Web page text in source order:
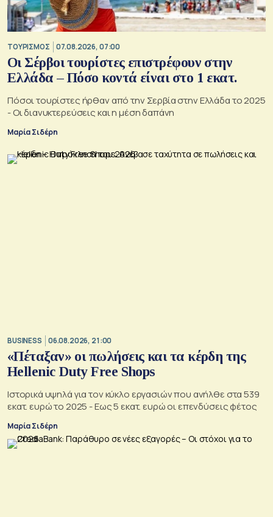
ΤΟΥΡΙΣΜΟΣ 07.08.2026, 07:00
Οι Σέρβοι τουρίστες επιστρέφουν στην
Ελλάδα – Πόσο κοντά είναι στο 1 εκατ.
Πόσοι τουρίστες ήρθαν από την Σερβία στην Ελλάδα το 2025
- Οι διανυκτερεύσεις και η μέση δαπάνη
Μαρία Σιδέρη
BUSINESS 06.08.2026, 21:00
«Πέταξαν» οι πωλήσεις και τα κέρδη της
Hellenic Duty Free Shops
Ιστορικά υψηλά για τον κύκλο εργασιών που ανήλθε στα 539
εκατ. ευρώ το 2025 - Εως 5 εκατ. ευρώ οι επενδύσεις φέτος
Μαρία Σιδέρη